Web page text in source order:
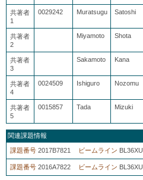
共著者
1
0029242 Muratsugu Satoshi
共著者
2
Miyamoto Shota
共著者
3
Sakamoto Kana
共著者
4
0024509 Ishiguro Nozomu
共著者
5
0015857 Tada Mizuki
関連課題情報
課題番号 2017B7821 ビームライン BL36XU
課題番号 2016A7822 ビームライン BL36XU